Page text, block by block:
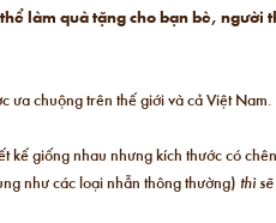
làm quà tặng cho bạn bè, người
chuộng trên thế giới và cả Việt
kế giống nhau nhưng kích thước có
như các loại nhẫn thông thường) thì